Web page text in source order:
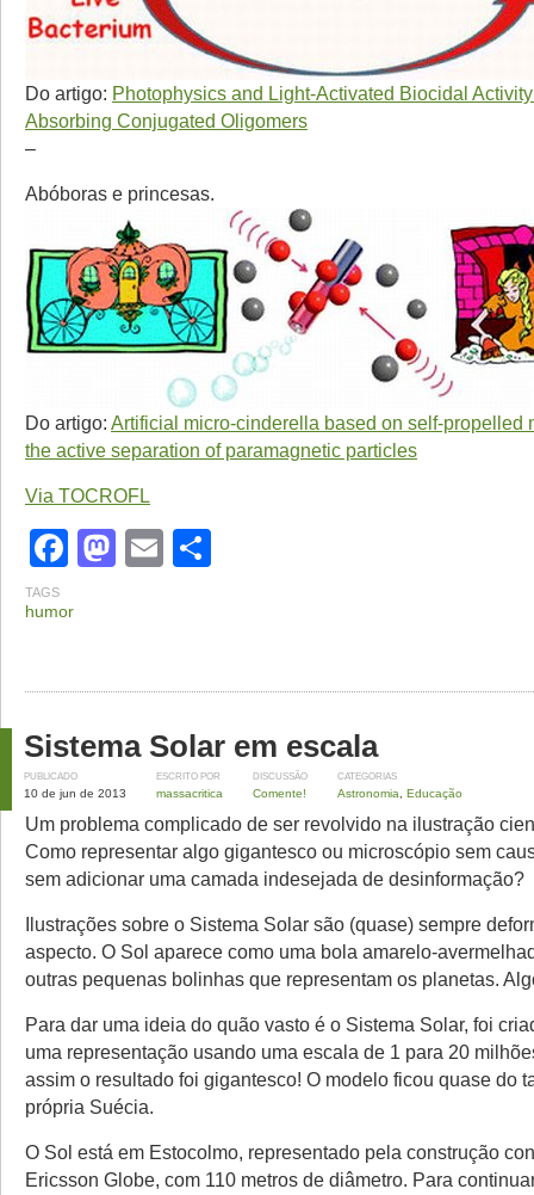
Do artigo: Photophysics and Light-Activated Biocidal
Absorbing Conjugated Oligomers
–
Abóboras e princesas.
Do artigo: Artificial micro-cinderella based on self-propelled
the active separation of paramagnetic particles
Via TOCROFL
Facebook
Mastodon
Email
TAGS
humor
Sistema Solar em escala
PUBLICADO
10 de jun de 2013
ESCRITO POR
massacritica
DISCUSSÃO
Comente!
CATEGORIAS
Astronomia Educação
Um problema complicado de ser revolvido na ilustração
Como representar algo gigantesco ou microscópio sem
sem adicionar uma camada indesejada de desinformação?
Ilustrações sobre o Sistema Solar são (quase) sempre
aspecto. O Sol aparece como uma bola amarelo-
outras pequenas bolinhas que representam os planetas.
Para dar uma ideia do quão vasto é o Sistema Solar, foi
uma representação usando uma escala de 1 para 20
assim o resultado foi gigantesco! O modelo ficou quase do
própria Suécia.
O Sol está em Estocolmo, representado pela construção
Ericsson Globe, com 110 metros de diâmetro. Para